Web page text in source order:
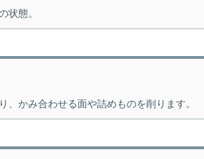
状態。
、かみ合わせる面や詰めものを削ります。